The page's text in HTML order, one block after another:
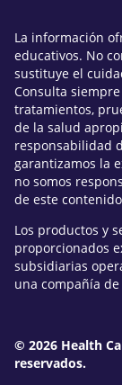
La información
educativos. No
sustituye el
Consulta
tratamientos,
de la salud
responsabilidad
garantizamos la
no somos
de este
Los productos y
proporcionados
subsidiarias
una compañía
© 2026 Health
reservados.